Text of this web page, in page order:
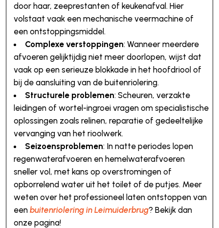
door haar, zeeprestanten of keukenafval. Hier
volstaat vaak een mechanische veermachine of
een ontstoppingsmiddel.
Complexe verstoppingen: Wanneer meerdere
afvoeren gelijktijdig niet meer doorlopen, wijst dat
vaak op een serieuze blokkade in het hoofdriool of
bij de aansluiting van de buitenriolering.
Structurele problemen: Scheuren, verzakte
leidingen of wortel-ingroei vragen om specialistische
oplossingen zoals relinen, reparatie of gedeeltelijke
vervanging van het rioolwerk.
Seizoensproblemen: In natte periodes lopen
regenwaterafvoeren en hemelwaterafvoeren
sneller vol, met kans op overstromingen of
opborrelend water uit het toilet of de putjes. Meer
weten over het professioneel laten ontstoppen van
een buitenriolering in Leimuiderbrug? Bekijk dan
onze pagina!